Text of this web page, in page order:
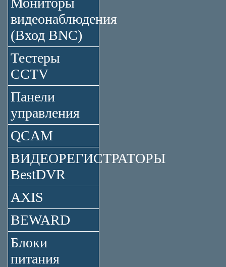
видеонаблюдения
(Вход BNC)
Тестеры
CCTV
Панели
управления
QCAM
ВИДЕОРЕГИСТРАТОРЫ
BestDVR
AXIS
BEWARD
Блоки
питания